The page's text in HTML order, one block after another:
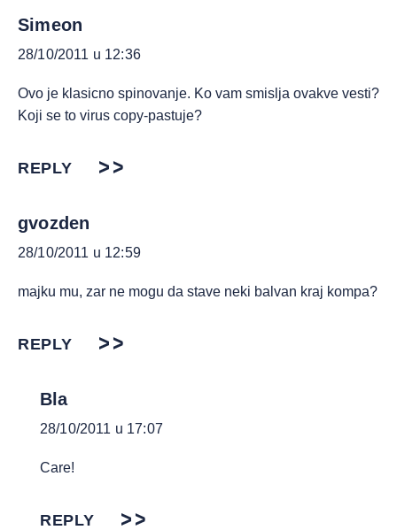
Simeon
28/10/2011 u 12:36
Ovo je klasicno spinovanje. Ko vam smislja ovakve vesti?
Koji se to virus copy-pastuje?
REPLY
gvozden
28/10/2011 u 12:59
majku mu, zar ne mogu da stave neki balvan kraj kompa?
REPLY
Bla
28/10/2011 u 17:07
Care!
REPLY